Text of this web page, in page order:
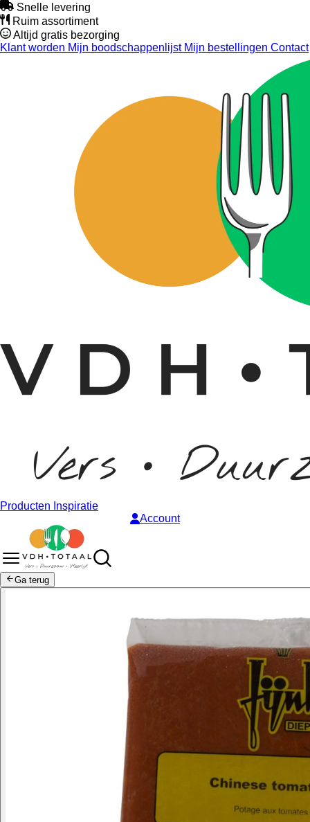
Snelle levering
Ruim assortiment
Altijd gratis bezorging
Klant worden Mijn boodschappenlijstMijn bestellingen Contact
Producten Inspiratie
Account
Ga terug